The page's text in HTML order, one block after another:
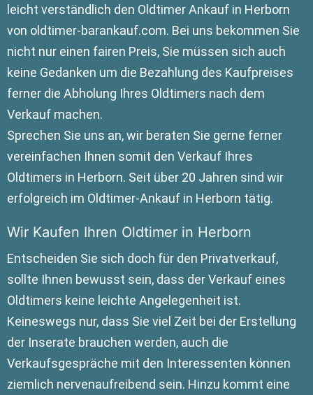
leicht verständlich den Oldtimer Ankauf in Herborn
von oldtimer-barankauf.com. Bei uns bekommen Sie
nicht nur einen fairen Preis, Sie müssen sich auch
keine Gedanken um die Bezahlung des Kaufpreises
ferner die Abholung Ihres Oldtimers nach dem
Verkauf machen.
Sprechen Sie uns an, wir beraten Sie gerne ferner
vereinfachen Ihnen somit den Verkauf Ihres
Oldtimers in Herborn. Seit über 20 Jahren sind wir
erfolgreich im Oldtimer-Ankauf in Herborn tätig.
Wir Kaufen Ihren Oldtimer in Herborn
Entscheiden Sie sich doch für den Privatverkauf,
sollte Ihnen bewusst sein, dass der Verkauf eines
Oldtimers keine leichte Angelegenheit ist.
Keineswegs nur, dass Sie viel Zeit bei der Erstellung
der Inserate brauchen werden, auch die
Verkaufsgespräche mit den Interessenten können
ziemlich nervenaufreibend sein. Hinzu kommt eine